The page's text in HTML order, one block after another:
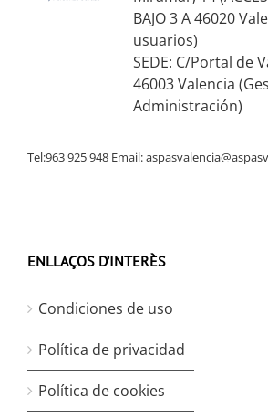
BAJO 3 A 46020
usuarios)
SEDE: C/Portal de
46003 Valencia
Administración)
Tel:963 925 948 Email:
ENLLAÇOS D’INTERÈS
Condiciones de uso
Política de privacidad
Política de cookies